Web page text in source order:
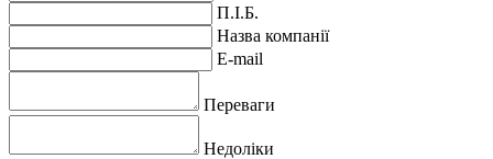
П.І.Б.
Назва компанії
E-mail
Переваги
Недоліки